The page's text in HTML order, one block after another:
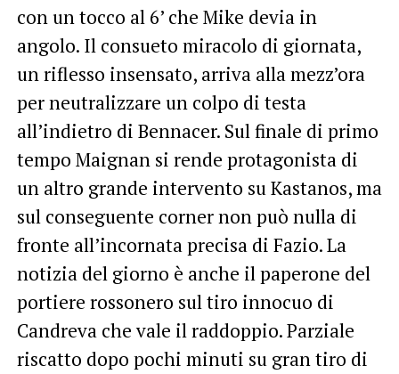
con un tocco al 6’ che Mike devia in
angolo. Il consueto miracolo di giornata,
un riflesso insensato, arriva alla mezz’ora
per neutralizzare un colpo di testa
all’indietro di Bennacer. Sul finale di primo
tempo Maignan si rende protagonista di
un altro grande intervento su Kastanos, ma
sul conseguente corner non può nulla di
fronte all’incornata precisa di Fazio. La
notizia del giorno è anche il paperone del
portiere rossonero sul tiro innocuo di
Candreva che vale il raddoppio. Parziale
riscatto dopo pochi minuti su gran tiro di